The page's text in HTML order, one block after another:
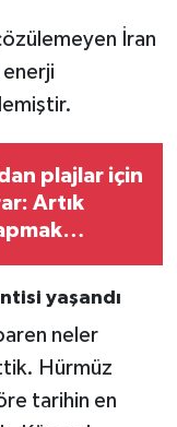
İran
plajlar için
Artık
yaşandı
neler
Hürmüz
tarihin en